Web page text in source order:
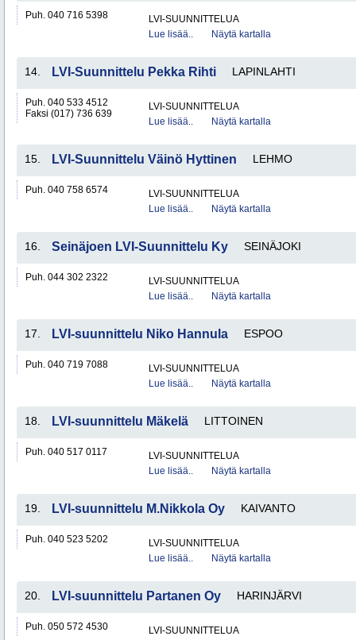
Puh. 040 716 5398
LVI-SUUNNITTELUA
Lue lisää..
Näytä kartalla
14. LVI-Suunnittelu Pekka Rihti LAPINLAHTI
Puh. 040 533 4512
Faksi (017) 736 639
LVI-SUUNNITTELUA
Lue lisää..
Näytä kartalla
15. LVI-Suunnittelu Väinö Hyttinen LEHMO
Puh. 040 758 6574
LVI-SUUNNITTELUA
Lue lisää..
Näytä kartalla
16. Seinäjoen LVI-Suunnittelu Ky SEINÄJOKI
Puh. 044 302 2322
LVI-SUUNNITTELUA
Lue lisää..
Näytä kartalla
17. LVI-suunnittelu Niko Hannula ESPOO
Puh. 040 719 7088
LVI-SUUNNITTELUA
Lue lisää..
Näytä kartalla
18. LVI-suunnittelu Mäkelä LITTOINEN
Puh. 040 517 0117
LVI-SUUNNITTELUA
Lue lisää..
Näytä kartalla
19. LVI-suunnittelu M.Nikkola Oy KAIVANTO
Puh. 040 523 5202
LVI-SUUNNITTELUA
Lue lisää..
Näytä kartalla
20. LVI-suunnittelu Partanen Oy HARINJÄRVI
Puh. 050 572 4530 LVI-SUUNNITTELUA